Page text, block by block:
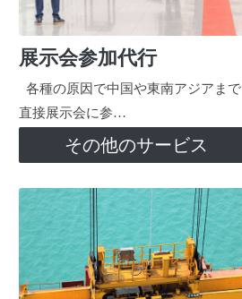
展示会参加代行
各種の原因で中国や東南アジアまで
直接展示会に参…
その他のサービス